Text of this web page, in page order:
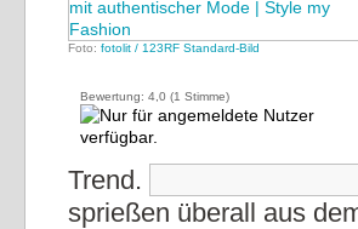
Foto: fotolit / 123RF Standard-Bild
Bewertung: 4,0 (1 Stimme)
Trend.
sprießen überall aus